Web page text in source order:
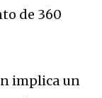
de 360
implica un